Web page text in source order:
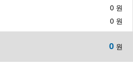
0 원
0 원
0 원